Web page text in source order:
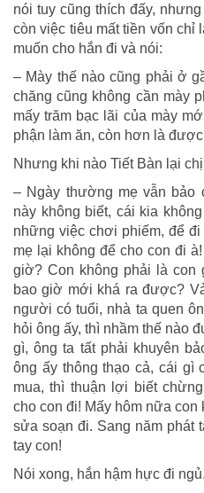
nói tuy cũng thích đấy,
còn việc tiêu mất tiền vốn chỉ
muốn cho hắn đi và nói:
– Mày thế nào cũng phải ở
chăng cũng không cần mày
mấy trăm bạc lãi của mày
phận làm ăn, còn hơn là
Nhưng khi nào Tiết Bàn lại
– Ngày thường mẹ vẫn bảo
này không biết, cái kia
những việc chơi phiếm, để
mẹ lại không để cho con đi
giờ? Con không phải là con
bao giờ mới khá ra được?
người có tuổi, nhà ta quen
hỏi ông ấy, thì nhầm thế nào
gì, ông ta tất phải khuyên
ông ấy thông thạo cả, cái gì
mua, thì thuận lợi biết
cho con đi! Mấy hôm nữa
sửa soạn đi. Sang năm phát
tay con!
Nói xong, hắn hậm hực đi ngủ.